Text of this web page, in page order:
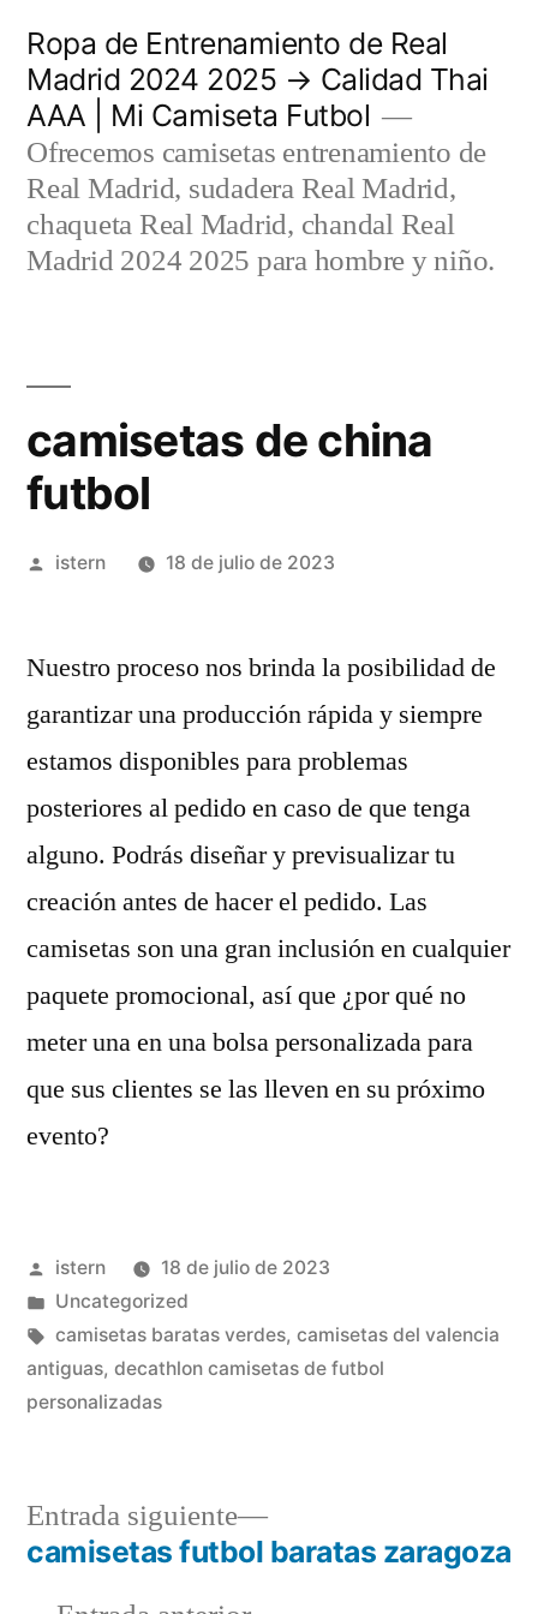
contenido
Ropa de Entrenamiento de Real
Madrid 2024 2025 → Calidad Thai
AAA | Mi Camiseta Futbol
Ofrecemos camisetas entrenamiento de
Real Madrid, sudadera Real Madrid,
chaqueta Real Madrid, chandal Real
Madrid 2024 2025 para hombre y niño.
camisetas de china
futbol
Publicado
istern 18 de julio de 2023
Nuestro proceso nos brinda la posibilidad de
garantizar una producción rápida y siempre
estamos disponibles para problemas
posteriores al pedido en caso de que tenga
alguno. Podrás diseñar y previsualizar tu
creación antes de hacer el pedido. Las
camisetas son una gran inclusión en cualquier
paquete promocional, así que ¿por qué no
meter una en una bolsa personalizada para
que sus clientes se las lleven en su próximo
evento?
Publicado
por
istern
18 de julio de 2023
Publicado
en
Uncategorized
Etiquetas:
camisetas baratas verdes, camisetas del valencia
antiguas, decathlon camisetas de futbol
personalizadas
Navegación
Entrada siguiente
Entrada
siguiente:
camisetas futbol baratas zaragoza